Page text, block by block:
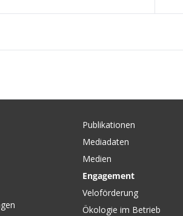
Vorderradnaben Acera HB-
T3000, silber/36-Loch, von
SHIMANO, von SHIMANO
Publikationen
Mediadaten
Medien
Engagement
Veloförderung
Ökologie im Betrieb